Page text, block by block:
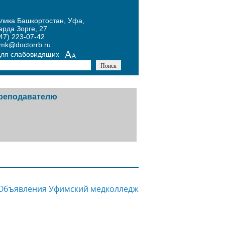
Башкортостан, Уфа,
Зорге, 27
223-07-42
слабовидящих
Уфимский медколледж